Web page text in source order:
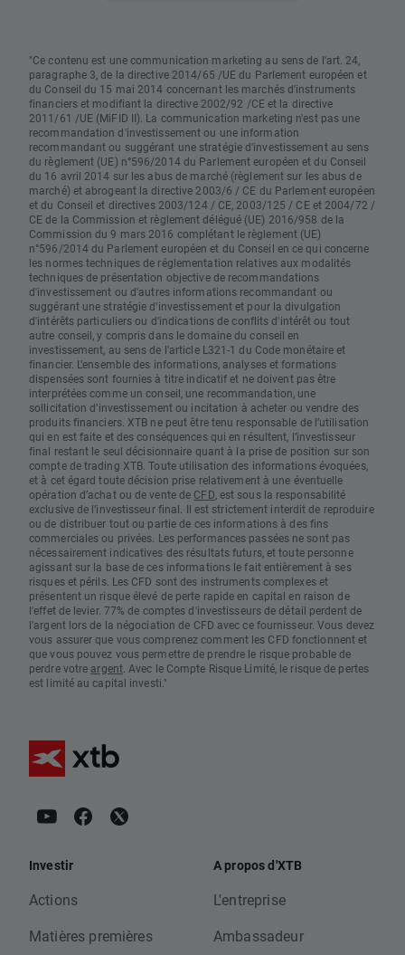
"Ce contenu est une communication marketing au sens de l'art. 24,
paragraphe 3, de la directive 2014/65 /UE du Parlement européen et
du Conseil du 15 mai 2014 concernant les marchés d'instruments
financiers et modifiant la directive 2002/92 /CE et la directive
2011/61 /UE (MiFID II). La communication marketing n'est pas une
recommandation d'investissement ou une information
recommandant ou suggérant une stratégie d'investissement au sens
du règlement (UE) n°596/2014 du Parlement européen et du Conseil
du 16 avril 2014 sur les abus de marché (règlement sur les abus de
marché) et abrogeant la directive 2003/6 / CE du Parlement européen
et du Conseil et directives 2003/124 / CE, 2003/125 / CE et 2004/72 /
CE de la Commission et règlement délégué (UE) 2016/958 de la
Commission du 9 mars 2016 complétant le règlement (UE)
n°596/2014 du Parlement européen et du Conseil en ce qui concerne
les normes techniques de réglementation relatives aux modalités
techniques de présentation objective de recommandations
d'investissement ou d'autres informations recommandant ou
suggérant une stratégie d'investissement et pour la divulgation
d'intérêts particuliers ou d'indications de conflits d'intérêt ou tout
autre conseil, y compris dans le domaine du conseil en
investissement, au sens de l'article L321-1 du Code monétaire et
financier. L’ensemble des informations, analyses et formations
dispensées sont fournies à titre indicatif et ne doivent pas être
interprétées comme un conseil, une recommandation, une
sollicitation d’investissement ou incitation à acheter ou vendre des
produits financiers. XTB ne peut être tenu responsable de l’utilisation
qui en est faite et des conséquences qui en résultent, l’investisseur
final restant le seul décisionnaire quant à la prise de position sur son
compte de trading XTB. Toute utilisation des informations évoquées,
et à cet égard toute décision prise relativement à une éventuelle
opération d’achat ou de vente de CFD , est sous la responsabilité
exclusive de l’investisseur final. Il est strictement interdit de reproduire
ou de distribuer tout ou partie de ces informations à des fins
commerciales ou privées. Les performances passées ne sont pas
nécessairement indicatives des résultats futurs, et toute personne
agissant sur la base de ces informations le fait entièrement à ses
risques et périls. Les CFD sont des instruments complexes et
présentent un risque élevé de perte rapide en capital en raison de
l'effet de levier. 77% de comptes d'investisseurs de détail perdent de
l'argent lors de la négociation de CFD avec ce fournisseur. Vous devez
vous assurer que vous comprenez comment les CFD fonctionnent et
que vous pouvez vous permettre de prendre le risque probable de
perdre votre argent. Avec le Compte Risque Limité, le risque de pertes
est limité au capital investi."
Investir
Actions
Matières premières
A propos d'XTB
L'entreprise
Ambassadeur